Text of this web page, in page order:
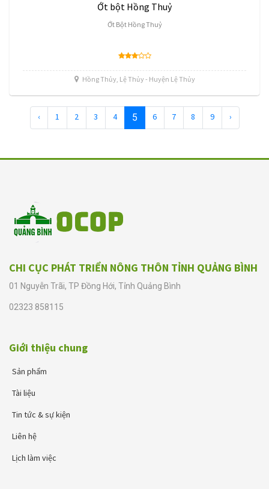
Ớt bột Hồng Thuỷ
Ớt Bột Hồng Thuỷ
Hồng Thủy, Lệ Thủy - Huyện Lệ Thủy
‹ 1 2 3 4 5 6 7 8 9 ›
CHI CỤC PHÁT TRIỂN NÔNG THÔN TỈNH QUẢNG BÌNH
01 Nguyễn Trãi, TP Đồng Hới, Tỉnh Quảng Bình
02323 858115
Giới thiệu chung
Sản phẩm
Tài liệu
Tin tức & sự kiện
Liên hệ
Lịch làm việc